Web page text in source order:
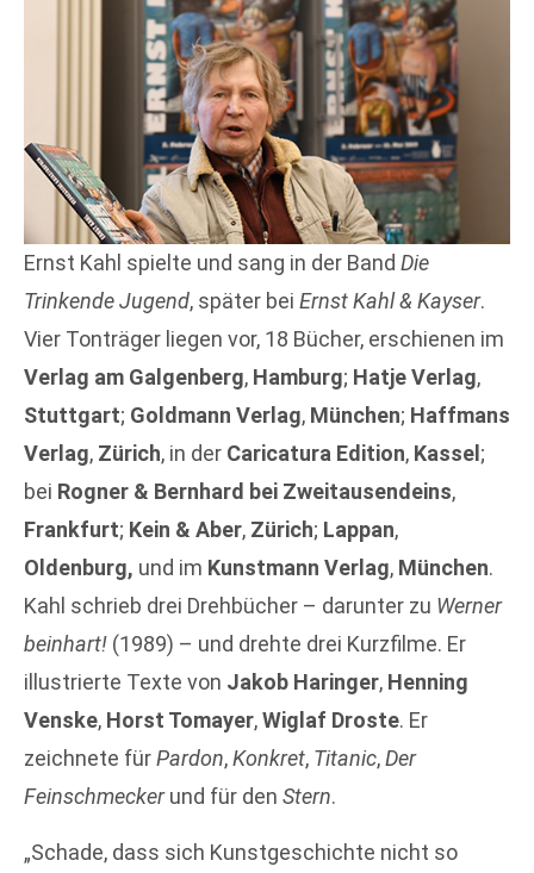
Ernst Kahl spielte und sang in der Band Die
Trinkende Jugend, später bei Ernst Kahl & Kayser.
Vier Tonträger liegen vor, 18 Bücher, erschienen im
Verlag am Galgenberg, Hamburg; Hatje Verlag,
Stuttgart; Goldmann Verlag, München; Haffmans
Verlag, Zürich, in der Caricatura Edition, Kassel ;
bei Rogner & Bernhard bei Zweitausendeins,
Frankfurt; Kein & Aber, Zürich; Lappan,
Oldenburg, und im Kunstmann Verlag, München.
Kahl schrieb drei Drehbücher – darunter zu Werner
beinhart! (1989) – und drehte drei Kurzfilme. Er
illustrierte Texte von Jakob Haringer, Henning
Venske, Horst Tomayer,Wiglaf Droste. Er
zeichnete fürPardon,Konkret, Titanic,Der
Feinschmeckerund für den Stern.
„Schade, dass sich Kunstgeschichte nicht so